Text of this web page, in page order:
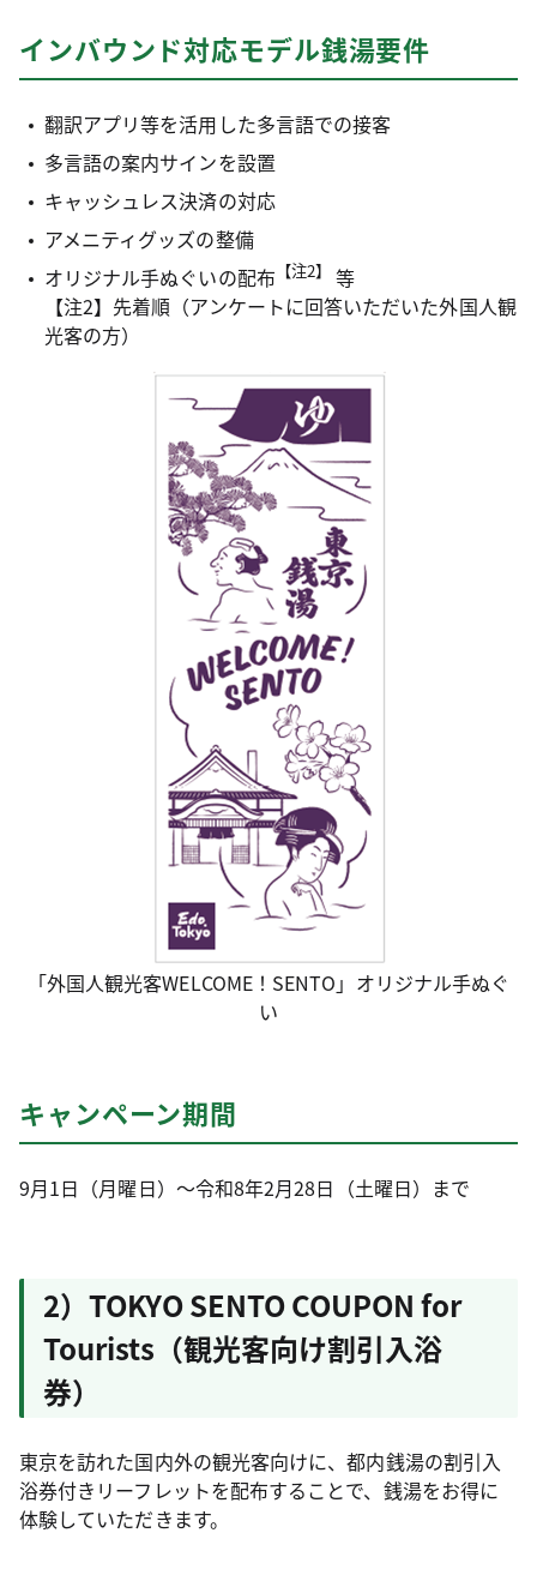
インバウンド対応モデル銭湯要件
翻訳アプリ等を活用した多言語での接客
多言語の案内サインを設置
キャッシュレス決済の対応
アメニティグッズの整備
オリジナル手ぬぐいの配布 【注2】
等
【注2】先着順（アンケートに回答いただいた外国人観
光客の方）
「外国人観光客WELCOME！SENTO」オリジナル手ぬぐ
い
キャンペーン期間
9月1日（月曜日）～令和8年2月28日（土曜日）まで
2）TOKYO SENTO COUPON for
Tourists（観光客向け割引入浴
券）
東京を訪れた国内外の観光客向けに、都内銭湯の割引入
浴券付きリーフレットを配布することで、銭湯をお得に
体験していただきます。